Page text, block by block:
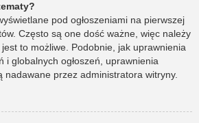
pod ogłoszeniami na pierwszej
Często są one dość ważne, więc należy
to możliwe. Podobnie, jak uprawnienia
i globalnych ogłoszeń, uprawnienia
nadawane przez administratora witryny.